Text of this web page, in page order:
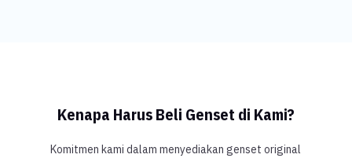
Kenapa Harus Beli Genset di Kami?
Komitmen kami dalam menyediakan genset original